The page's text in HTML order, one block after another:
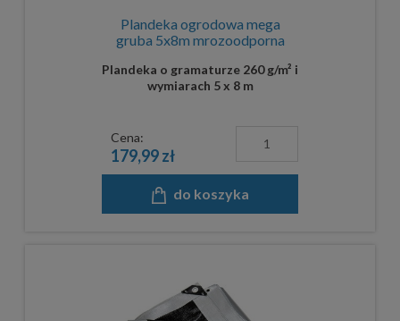
Plandeka ogrodowa mega
gruba 5x8m mrozoodporna
Plandeka o gramaturze 260 g/m² i
wymiarach 5 x 8 m
Cena:
179,99 zł
do koszyka